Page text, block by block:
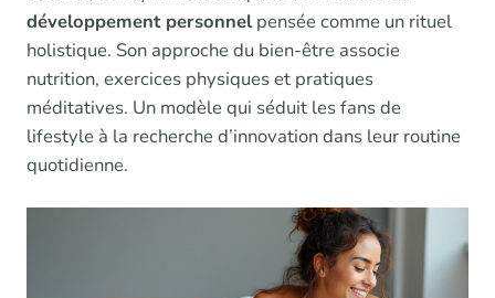
développement personnelpensée comme un rituel
holistique. Son approche du bien-être associe
nutrition, exercices physiques et pratiques
méditatives. Un modèle qui séduit les fans de
lifestyle à la recherche d’innovation dans leur routine
quotidienne.